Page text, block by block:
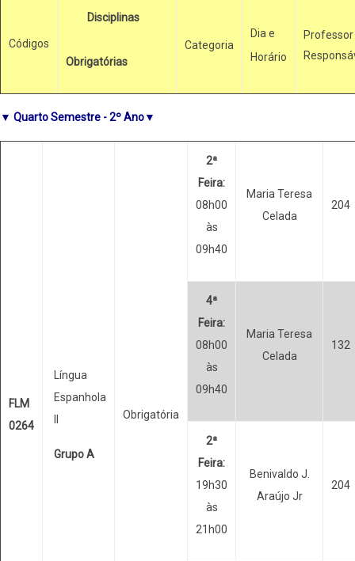
Códigos
Disciplinas
Obrigatórias
Categoria
Dia e
Horário
Professor
▼ Quarto Semestre - 2º Ano▼
FLM
0264
Língua
Espanhola
Grupo A
Obrigatória
2ª
Feira:
08h00
às
09h40
Maria Teresa
Celada
204
4ª
Feira:
08h00
às
09h40
Maria Teresa
Celada
132
2ª
Feira:
19h30
às
21h00
Benivaldo J.
Araújo Jr
204